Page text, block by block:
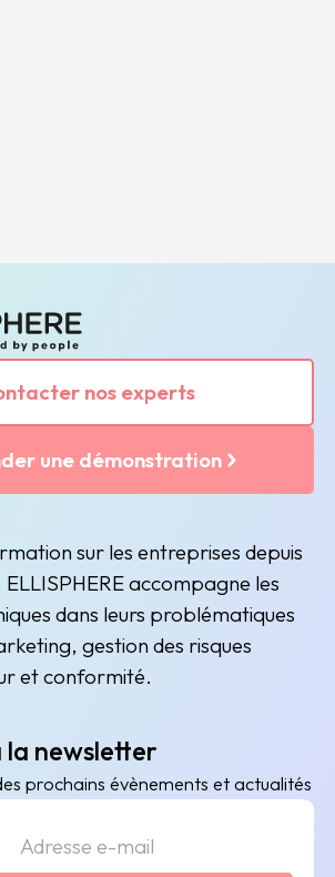
nos experts
une démonstration
sur les entreprises depuis
ELLISPHERE accompagne les
dans leurs problématiques
gestion des risques
et conformité.
la newsletter
prochains évènements et actualités